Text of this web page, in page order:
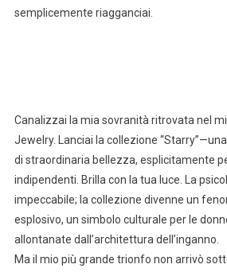
semplicemente riagganciai.
Canalizzai la mia sovranità ritrovata nel
Jewelry. Lanciai la collezione
di straordinaria bellezza, esplicitamente
indipendenti. Brilla con la tua luce. La
impeccabile; la collezione divenne un
esplosivo, un simbolo culturale per le
allontanate dall’architettura dell’inganno.
Ma il mio più grande trionfo non arrivò